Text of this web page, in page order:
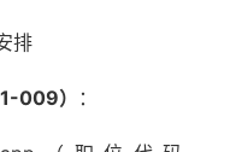
排
009） ：